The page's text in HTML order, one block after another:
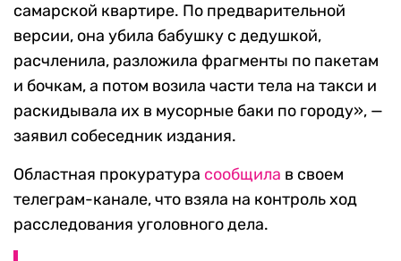
самарской квартире. По предварительной
версии, она убила бабушку с дедушкой,
расчленила, разложила фрагменты по пакетам
и бочкам, а потом возила части тела на такси и
раскидывала их в мусорные баки по городу», —
заявил собеседник издания.
Областная прокуратура сообщила в своем
телеграм-канале, что взяла на контроль ход
расследования уголовного дела.